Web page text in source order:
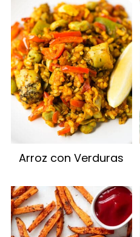
Arroz con Verduras